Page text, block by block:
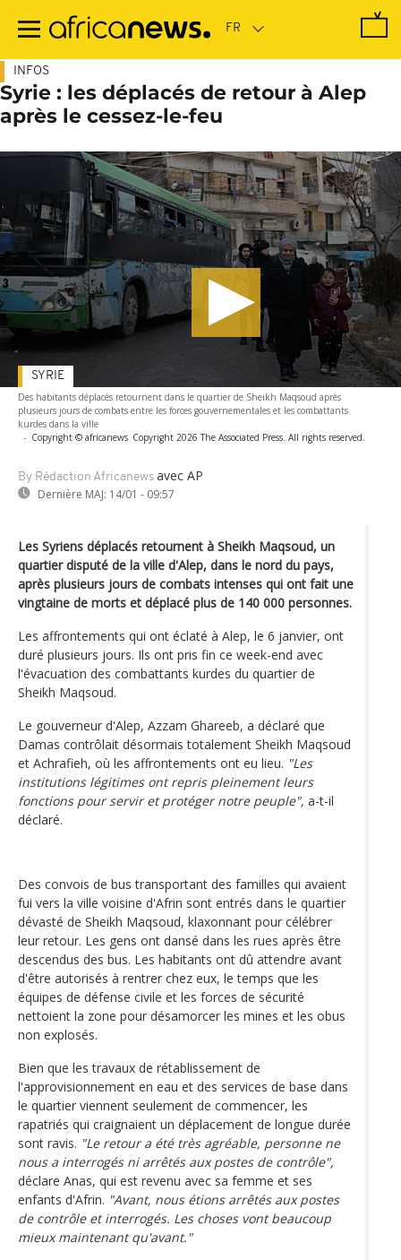
contenu
INFOS
Syrie : les déplacés de retour à Alep
après le cessez-le-feu
Des habitants déplacés retournent dans le quartier de Sheikh Maqsoud après
plusieurs jours de combats entre les forces gouvernementales et les combattants
kurdes dans la ville
- Copyright © africanews Copyright 2026 The Associated Press. All rights reserved.
By Rédaction Africanews avec AP
Dernière MAJ: 14/01 - 09:57
SYRIE
Les Syriens déplacés retournent à Sheikh Maqsoud, un
quartier disputé de la ville d'Alep, dans le nord du pays,
après plusieurs jours de combats intenses qui ont fait une
vingtaine de morts et déplacé plus de 140 000 personnes.
Les affrontements qui ont éclaté à Alep, le 6 janvier, ont
duré plusieurs jours. Ils ont pris fin ce week-end avec
l'évacuation des combattants kurdes du quartier de
Sheikh Maqsoud.
Le gouverneur d'Alep, Azzam Ghareeb, a déclaré que
Damas contrôlait désormais totalement Sheikh Maqsoud
et Achrafieh, où les affrontements ont eu lieu. "Les
institutions légitimes ont repris pleinement leurs
fonctions pour servir et protéger notre peuple", a-t-il
déclaré.
Des convois de bus transportant des familles qui avaient
fui vers la ville voisine d'Afrin sont entrés dans le quartier
dévasté de Sheikh Maqsoud, klaxonnant pour célébrer
leur retour. Les gens ont dansé dans les rues après être
descendus des bus. Les habitants ont dû attendre avant
d'être autorisés à rentrer chez eux, le temps que les
équipes de défense civile et les forces de sécurité
nettoient la zone pour désamorcer les mines et les obus
non explosés.
Bien que les travaux de rétablissement de
l'approvisionnement en eau et des services de base dans
le quartier viennent seulement de commencer, les
rapatriés qui craignaient un déplacement de longue durée
sont ravis. "Le retour a été très agréable, personne ne
nous a interrogés ni arrêtés aux postes de contrôle",
déclare Anas, qui est revenu avec sa femme et ses
enfants d'Afrin. "Avant, nous étions arrêtés aux postes
de contrôle et interrogés. Les choses vont beaucoup
mieux maintenant qu'avant."